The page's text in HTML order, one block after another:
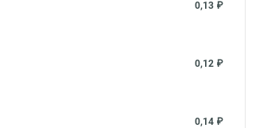
0,13 ₽
0,12 ₽
0,14 ₽